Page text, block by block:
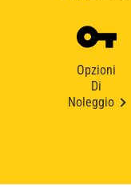
Opzioni
Di
Noleggio